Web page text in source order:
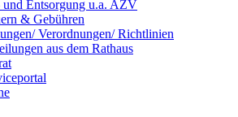
und Entsorgung u.a. AZV
& Gebühren
Verordnungen/ Richtlinien
aus dem Rathaus